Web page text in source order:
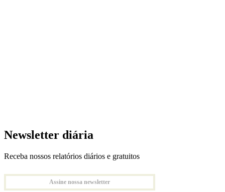
Newsletter diária
Receba nossos relatórios diários e gratuitos
Assine nossa newsletter